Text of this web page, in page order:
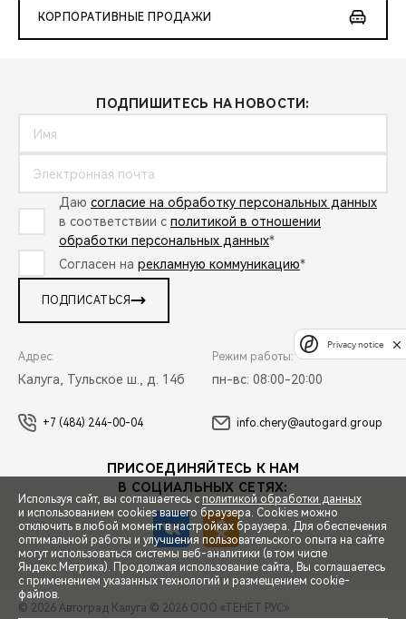
СПЕЦПРЕДЛОЖЕНИЯ
ЗАПИСЬ НА ТЕСТ-ДРАЙВ
КОРПОРАТИВНЫЕ ПРОДАЖИ
ПОДПИШИТЕСЬ НА НОВОСТИ:
Даю согласие на обработку персональных данных
в соответствии с политикой в отношении
обработки персональных данных*
Согласен на рекламную коммуникацию*
ПОДПИСАТЬСЯ
Адрес:
Калуга, Тульское ш., д. 14б
Режим работы:
пн-вс: 08:00-20:00
+7 (484) 244-00-04 info.chery@autogard.group
ПРИСОЕДИНЯЙТЕСЬ К НАМ
В СОЦИАЛЬНЫХ СЕТЯХ:
© 2026 Автоград Калуга © 2026 ООО «ТЕНЕТ РУС»
Используя сайт, вы соглашаетесь с политикой обработки данных
и использованием cookies вашего браузера. Cookies можно
отключить в любой момент в настройках браузера. Для обеспечения
оптимальной работы и улучшения пользовательского опыта на сайте
могут использоваться системы веб-аналитики (в том числе
Яндекс.Метрика). Продолжая использование сайта, Вы соглашаетесь
с применением указанных технологий и размещением cookie-
файлов.
Privacy notice